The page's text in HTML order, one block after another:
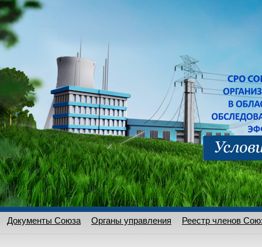
Документы Союза Органы управления Реестр членов